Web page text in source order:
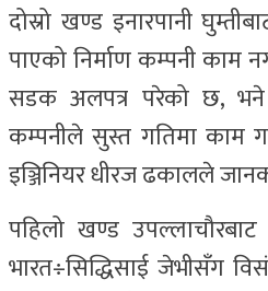
दोस्रो खण्ड इनारपानी
पाएको निर्माण कम्पनी काम
सडक अलपत्र परेको छ, भने
कम्पनीले सुस्त गतिमा काम
इञ्जिनियर धीरज ढकालले
पहिलो खण्ड
भारत÷सिद्धिसाई जेभीसँग